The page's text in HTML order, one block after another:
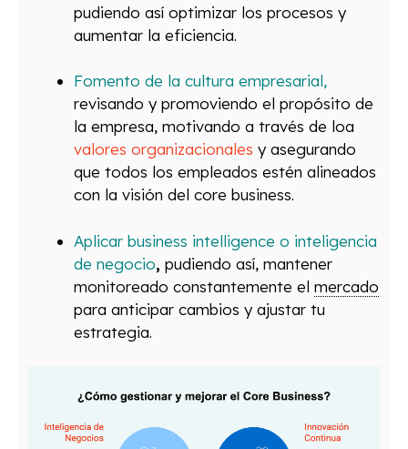
pudiendo así optimizar los procesos y
aumentar la eficiencia.
Fomento de la cultura empresarial,
revisando y promoviendo el propósito de
la empresa, motivando a través de loa
valores organizacionales y asegurando
que todos los empleados estén alineados
con la visión del core business.
Aplicar business intelligence o inteligencia
de negocio, pudiendo así, mantener
monitoreado constantemente el mercado
para anticipar cambios y ajustar tu
estrategia.